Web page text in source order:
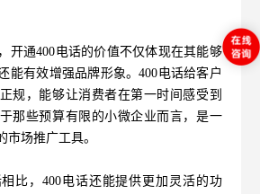
开通400电话的价值不仅体现在其能够
能有效增强品牌形象。400电话给客户
规，能够让消费者在第一时间感受到
那些预算有限的小微企业而言，是一
市场推广工具。
比，400电话还能提供更加灵活的功